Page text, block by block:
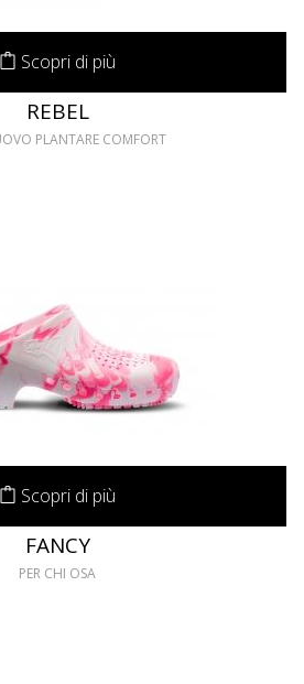
Scopri di più
REBEL
PLANTARE COMFORT
Scopri di più
FANCY
PER CHI OSA